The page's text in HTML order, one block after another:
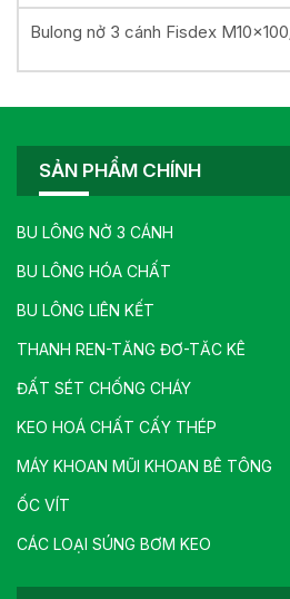
Bulong nở 3 cánh Fisdex
SẢN PHẨM CHÍNH
BU LÔNG NỞ 3 CÁNH
BU LÔNG HÓA CHẤT
BU LÔNG LIÊN KẾT
THANH REN-TĂNG ĐƠ-TĂC KÊ
ĐẤT SÉT CHỐNG CHÁY
KEO HOÁ CHẤT CẤY THÉP
MÁY KHOAN MŨI KHOAN BÊ TÔNG
ỐC VÍT
CÁC LOẠI SÚNG BƠM KEO